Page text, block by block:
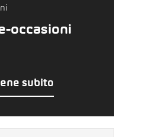
occasioni
subito